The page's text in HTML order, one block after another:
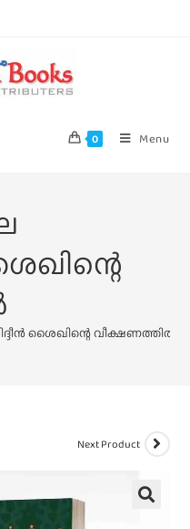
0 Menu
ശൈഖിന്റെ വീക്ഷണത്തിൽ
Next Product